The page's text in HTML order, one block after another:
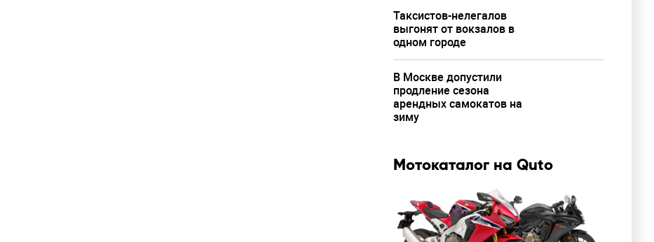
Таксистов-нелегалов
выгонят от вокзалов в
одном городе
В Москве допустили
продление сезона
арендных самокатов на
зиму
Мотокаталог на Quto